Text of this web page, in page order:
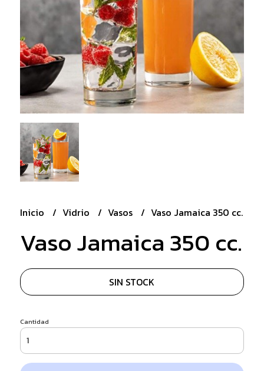
Inicio Vidrio Vasos Vaso Jamaica 350 cc.
Vaso Jamaica 350 cc.
SIN STOCK
Cantidad